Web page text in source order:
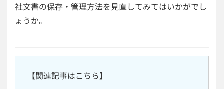
社文書の保存・管理方法を見直してみてはいかがでし
ょうか。
【関連記事はこちら】